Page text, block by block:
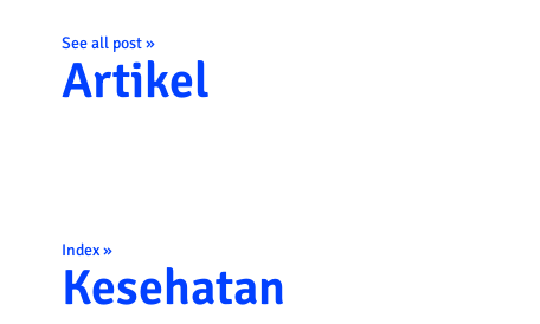
See all post »
Artikel
Index »
Kesehatan